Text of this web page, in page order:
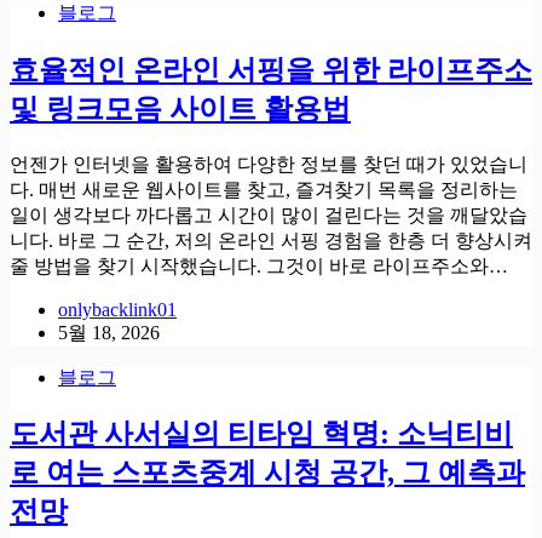
블로그
효율적인 온라인 서핑을 위한 라이프주소
및 링크모음 사이트 활용법
언젠가 인터넷을 활용하여 다양한 정보를 찾던 때가 있었습니
다. 매번 새로운 웹사이트를 찾고, 즐겨찾기 목록을 정리하는
일이 생각보다 까다롭고 시간이 많이 걸린다는 것을 깨달았습
니다. 바로 그 순간, 저의 온라인 서핑 경험을 한층 더 향상시켜
줄 방법을 찾기 시작했습니다. 그것이 바로 라이프주소와…
onlybacklink01
5월 18, 2026
블로그
도서관 사서실의 티타임 혁명: 소닉티비
로 여는 스포츠중계 시청 공간, 그 예측과
전망